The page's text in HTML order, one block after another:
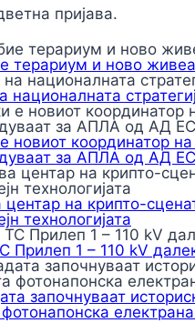
пријава.
терариум и ново
националната
новиот координатор
за АПЛА од АД
центар на крипто-
технологијата
Прилеп 1 – 110 kV
започнуваат